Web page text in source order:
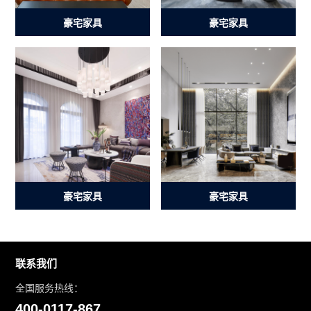
豪宅家具 豪宅家具
豪宅家具 豪宅家具
联系我们
全国服务热线：